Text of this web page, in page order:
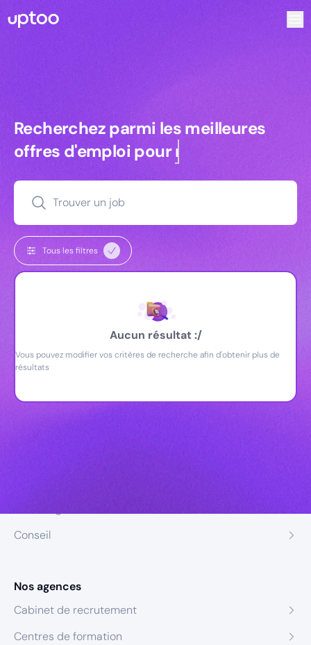
Recherchez parmi les meilleures
Recherchez parmi les meilleures
offres d'emploi pourmanagers
Trouver un job
Tous les filtres
Aucun résultat :/
Vous pouvez modifier vos critères de recherche afin d'obtenir plus de
résultats
Conseil
Nos agences
Cabinet de recrutement
Centres de formation